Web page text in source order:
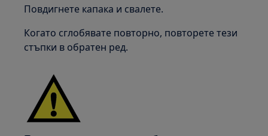
Повдигнете капака и свалете.
Когато сглобявате повторно, повторете тези
стъпки в обратен ред.